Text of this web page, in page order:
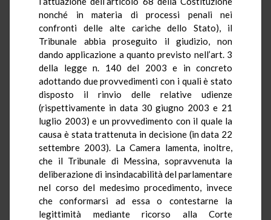
nonché in materia di processi penali nei
confronti delle alte cariche dello Stato), il
Tribunale abbia proseguito il giudizio, non
dando applicazione a quanto previsto nell’art. 3
della legge n. 140 del 2003 e in concreto
adottando due provvedimenti con i quali è stato
disposto il rinvio delle relative udienze
(rispettivamente in data 30 giugno 2003 e 21
luglio 2003) e un provvedimento con il quale la
causa è stata trattenuta in decisione (in data 22
settembre 2003). La Camera lamenta, inoltre,
che il Tribunale di Messina, sopravvenuta la
deliberazione di insindacabilità del parlamentare
nel corso del medesimo procedimento, invece
che conformarsi ad essa o contestarne la
legittimità mediante ricorso alla Corte